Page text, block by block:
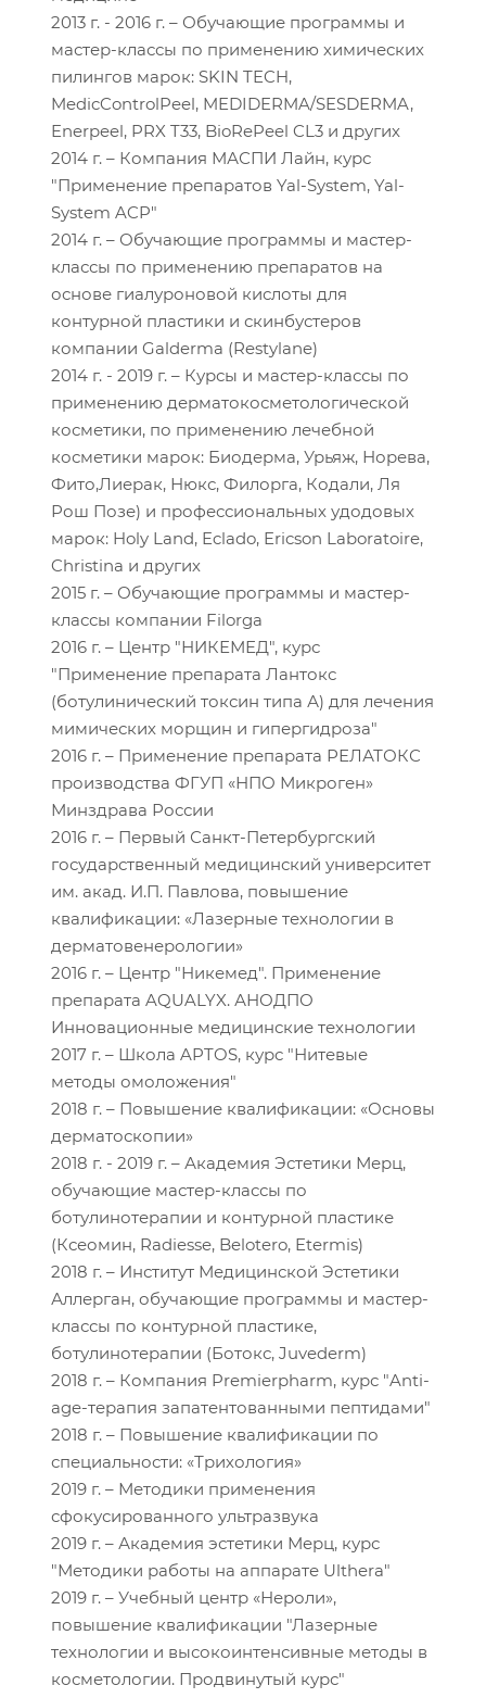
2013 г. - 2016 г. – Обучающие программы и
мастер-классы по применению химических
пилингов марок: SKIN TECH,
MedicControlPeel, MEDIDERMA/SESDERMA,
Enerpeel, PRX T33, BioRePeel CL3 и других
2014 г. – Компания МАСПИ Лайн, курс
"Применение препаратов Yal-System, Yal-
System ACP"
2014 г. – Обучающие программы и мастер-
классы по применению препаратов на
основе гиалуроновой кислоты для
контурной пластики и скинбустеров
компании Galderma (Restylane)
2014 г. - 2019 г. – Курсы и мастер-классы по
применению дерматокосметологической
косметики, по применению лечебной
косметики марок: Биодерма, Урьяж, Норева,
Фито,Лиерак, Нюкс, Филорга, Кодали, Ля
Рош Позе) и профессиональных удодовых
марок: Holy Land, Eclado, Ericson Laboratoire,
Christina и других
2015 г. – Обучающие программы и мастер-
классы компании Filorga
2016 г. – Центр "НИКЕМЕД", курс
"Применение препарата Лантокс
(ботулинический токсин типа А) для лечения
мимических морщин и гипергидроза"
2016 г. – Применение препарата РЕЛАТОКС
производства ФГУП «НПО Микроген»
Минздрава России
2016 г. – Первый Санкт-Петербургский
государственный медицинский университет
им. акад. И.П. Павлова, повышение
квалификации: «Лазерные технологии в
дерматовенерологии»
2016 г. – Центр "Никемед". Применение
препарата AQUALYX. АНОДПО
Инновационные медицинские технологии
2017 г. – Школа APTOS, курс "Нитевые
методы омоложения"
2018 г. – Повышение квалификации: «Основы
дерматоскопии»
2018 г. - 2019 г. – Академия Эстетики Мерц,
обучающие мастер-классы по
ботулинотерапии и контурной пластике
(Ксеомин, Radiesse, Belotero, Etermis)
2018 г. – Институт Медицинской Эстетики
Аллерган, обучающие программы и мастер-
классы по контурной пластике,
ботулинотерапии (Ботокс, Juvederm)
2018 г. – Компания Premierpharm, курс "Anti-
age-терапия запатентованными пептидами"
2018 г. – Повышение квалификации по
специальности: «Трихология»
2019 г. – Методики применения
сфокусированного ультразвука
2019 г. – Академия эстетики Мерц, курс
"Методики работы на аппарате Ulthera"
2019 г. – Учебный центр «Нероли»,
повышение квалификации "Лазерные
технологии и высокоинтенсивные методы в
косметологии. Продвинутый курс"